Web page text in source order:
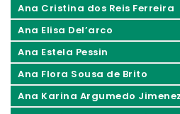
Ana Cristina dos Reis Ferreira
Ana Elisa Del’arco
Ana Estela Pessin
Ana Flora Sousa de Brito
Ana Karina Argumedo Jimenez